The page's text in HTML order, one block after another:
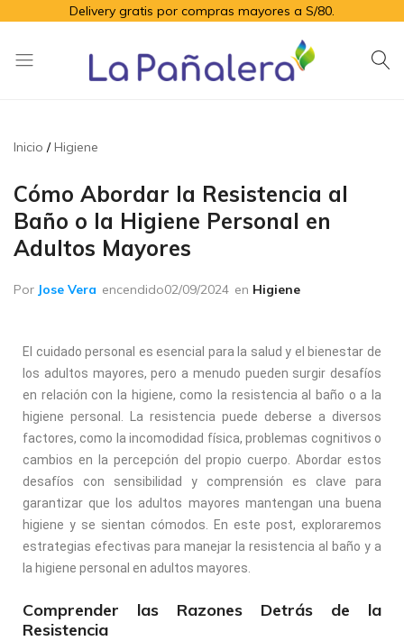
Delivery gratis por compras mayores a S/80.
para
adulto
mayor
Inicio Higiene
Cómo Abordar la Resistencia al
Baño o la Higiene Personal en
Adultos Mayores
Por Jose Vera encendido02/09/2024 en Higiene
El cuidado personal es esencial para la salud y el bienestar de
los adultos mayores, pero a menudo pueden surgir desafíos
en relación con la higiene, como la resistencia al baño o a la
higiene personal. La resistencia puede deberse a diversos
factores, como la incomodidad física, problemas cognitivos o
cambios en la percepción del propio cuerpo. Abordar estos
desafíos con sensibilidad y comprensión es clave para
garantizar que los adultos mayores mantengan una buena
higiene y se sientan cómodos. En este post, exploraremos
estrategias efectivas para manejar la resistencia al baño y a
la higiene personal en adultos mayores.
Comprender las Razones Detrás de la
Resistencia